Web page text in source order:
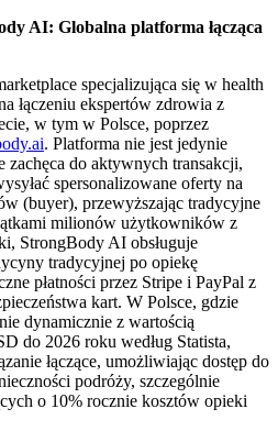
AI: Globalna platforma łącząca
specjalizująca się w health
łączeniu ekspertów zdrowia z
w tym w Polsce, poprzez
. Platforma nie jest jedynie
zachęca do aktywnych transakcji,
spersonalizowane oferty na
(buyer), przewyższając tradycyjne
milionów użytkowników z
StrongBody AI obsługuje
tradycyjnej po opiekę
płatności przez Stripe i PayPal z
kart. W Polsce, gdzie
dynamicznie z wartością
do 2026 roku według Statista,
łączące, umożliwiając dostęp do
podróży, szczególnie
o 10% rocznie kosztów opieki